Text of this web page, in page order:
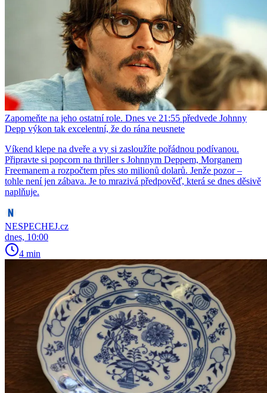
Zapomeňte na jeho ostatní role. Dnes ve 21:55 předvede Johnny
Depp výkon tak excelentní, že do rána neusnete
Víkend klepe na dveře a vy si zasloužíte pořádnou podívanou.
Připravte si popcorn na thriller s Johnnym Deppem, Morganem
Freemanem a rozpočtem přes sto milionů dolarů. Jenže pozor –
tohle není jen zábava. Je to mrazivá předpověď, která se dnes děsivě
naplňuje.
NESPECHEJ.cz
dnes, 10:00
4 min